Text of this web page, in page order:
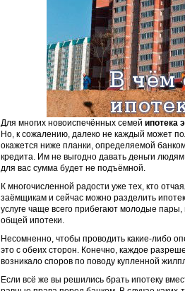
Для многих новоиспечённых семей ипотека
Но, к сожалению, далеко не каждый может
окажется ниже планки, определяемой
кредита. Им не выгодно давать деньги
для вас сумма будет не подъёмной.
К многочисленной радости уже тех, кто
заёмщикам и сейчас можно разделить
услуге чаще всего прибегают молодые
общей ипотеки.
Несомненно, чтобы проводить какие-либо
это с обеих сторон. Конечно, каждое
возникало споров по поводу купленной
Если всё же вы решились брать ипотеку